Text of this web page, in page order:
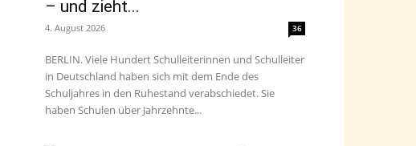
– und zieht...
4. August 2026 36
BERLIN. Viele Hundert Schulleiterinnen und Schulleiter
in Deutschland haben sich mit dem Ende des
Schuljahres in den Ruhestand verabschiedet. Sie
haben Schulen über Jahrzehnte...